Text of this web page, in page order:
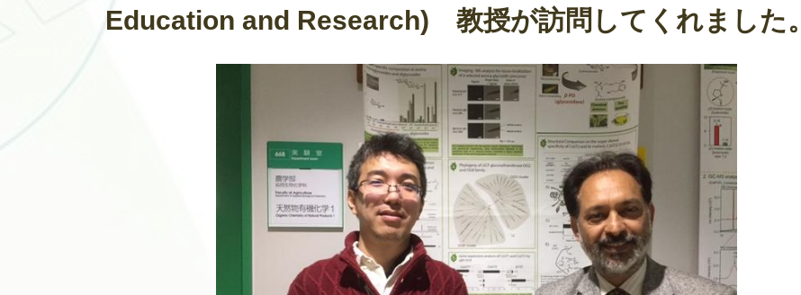
Education and Research) 教授が訪問してくれました。